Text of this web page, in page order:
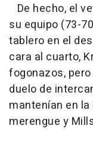
De hecho, el
su equipo (73-
tablero en el
cara al cuarto,
fogonazos,
duelo de
mantenían en
merengue y